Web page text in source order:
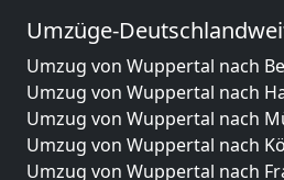
Umzüge-
Umzug von Wuppertal nach
Umzug von Wuppertal nach
Umzug von Wuppertal nach
Umzug von Wuppertal nach
Umzug von Wuppertal nach